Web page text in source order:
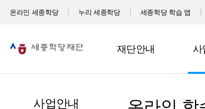
온라인 세종학당 누리 세종학당 세종학당 학습 앱
재단안내 사
사업안내